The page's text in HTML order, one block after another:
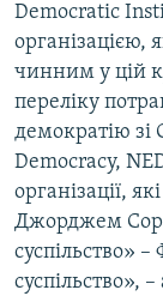
Democratic
організацією,
чинним у цій
переліку
демократію
Democracy,
організації,
Джорджем
суспільство»
суспільство»,